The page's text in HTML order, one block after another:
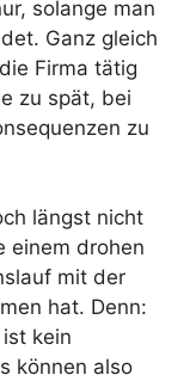
solange man
Ganz gleich
Firma tätig
zu spät, bei
zu
längst nicht
einem drohen
mit der
hat. Denn:
kein
können also